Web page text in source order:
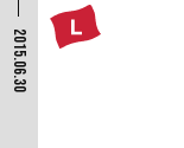
2015.06.30